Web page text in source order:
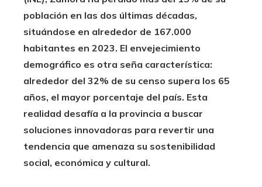
población en las dos últimas décadas,
situándose en alrededor de 167.000
habitantes en 2023. El envejecimiento
demográfico es otra seña característica:
alrededor del 32% de su censo supera los 65
años, el mayor porcentaje del país. Esta
realidad desafía a la provincia a buscar
soluciones innovadoras para revertir una
tendencia que amenaza su sostenibilidad
social, económica y cultural.